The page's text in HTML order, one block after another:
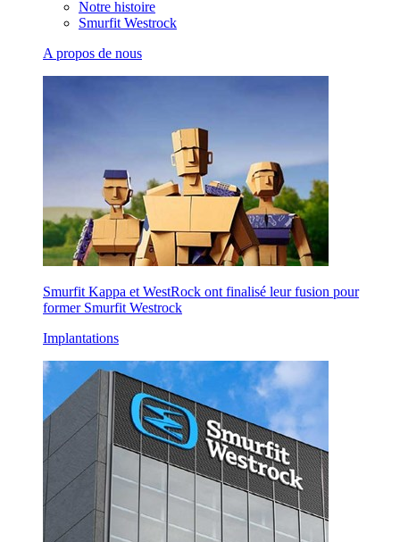
Notre histoire
Smurfit Westrock
A propos de nous
Smurfit Kappa et WestRock ont finalisé leur fusion pour
former Smurfit Westrock
Implantations